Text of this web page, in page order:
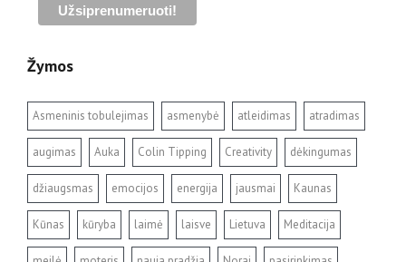
Žymos
Asmeninis tobulejimas asmenybė atleidimas atradimas
augimas Auka Colin Tipping Creativity dėkingumas
džiaugsmas emocijos energija jausmai Kaunas
Kūnas kūryba laimė laisve Lietuva Meditacija